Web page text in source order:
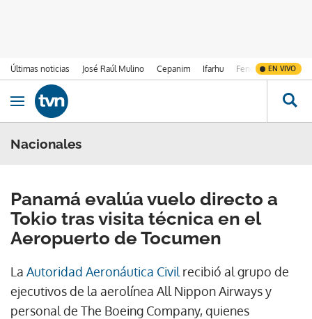
Últimas noticias José Raúl Mulino Cepanim Ifarhu Fenómeno de El
EN VIVO
Ir al contenido
Obrir navegació
Nacionales
Panamá evalúa vuelo directo a
Tokio tras visita técnica en el
Aeropuerto de Tocumen
La Autoridad Aeronáutica Civil recibió al grupo de
ejecutivos de la aerolínea All Nippon Airways y
personal de The Boeing Company, quienes